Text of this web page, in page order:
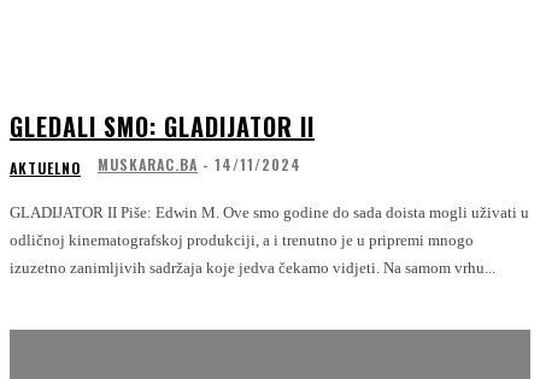
GLEDALI SMO: GLADIJATOR II
AKTUELNO MUSKARAC.BA - 14/11/2024
GLADIJATOR II Piše: Edwin M. Ove smo godine do sada doista mogli uživati u
odličnoj kinematografskoj produkciji, a i trenutno je u pripremi mnogo
izuzetno zanimljivih sadržaja koje jedva čekamo vidjeti. Na samom vrhu...